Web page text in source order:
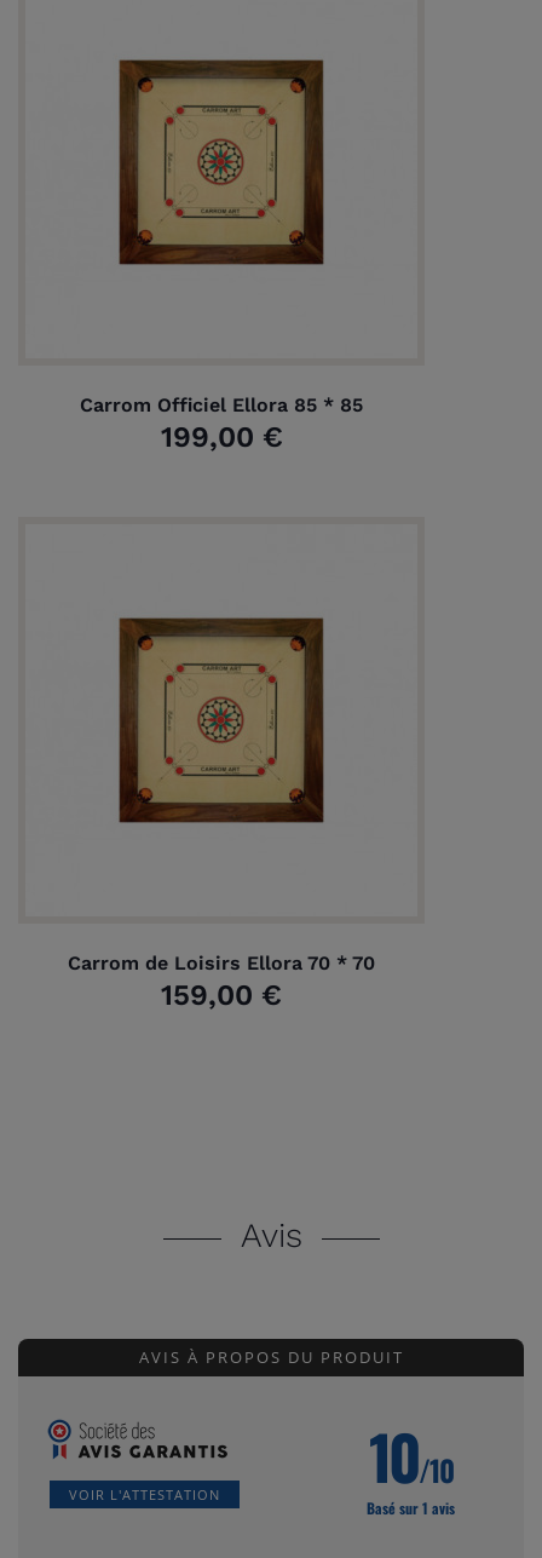
Carrom Officiel Ellora 85 * 85
199,00 €
Carrom de Loisirs Ellora 70 * 70
159,00 €
Avis
AVIS À PROPOS DU PRODUIT
VOIR L'ATTESTATION 10/10
Basé sur 1 avis